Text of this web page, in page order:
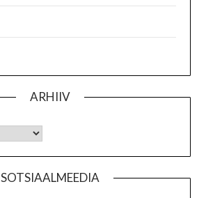
ARHIIV
SOTSIAALMEEDIA